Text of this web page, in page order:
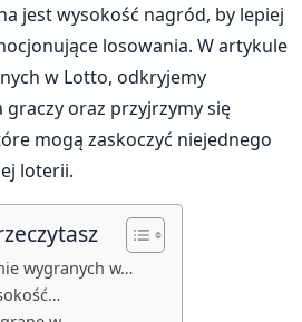
jest wysokość nagród, by lepiej
losowania. W artykule
w Lotto, odkryjemy
graczy oraz przyjrzymy się
mogą zaskoczyć niejednego
loterii.
wygranych w…